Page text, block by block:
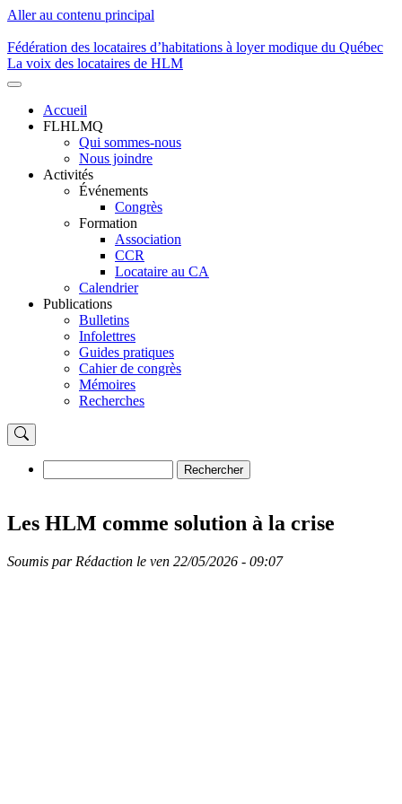
Aller au contenu principal
Fédération des locataires d’habitations à loyer modique du Québec
La voix des locataires de HLM
Navigation
principale
Accueil
FLHLMQ
Qui sommes-nous
Nous joindre
Activités
Événements
Congrès
Formation
Association
CCR
Locataire au CA
Calendrier
Publications
Bulletins
Infolettres
Guides pratiques
Cahier de congrès
Mémoires
Recherches
Rechercher
Les HLM comme solution à la crise
Soumis par Rédaction le ven 22/05/2026 - 09:07